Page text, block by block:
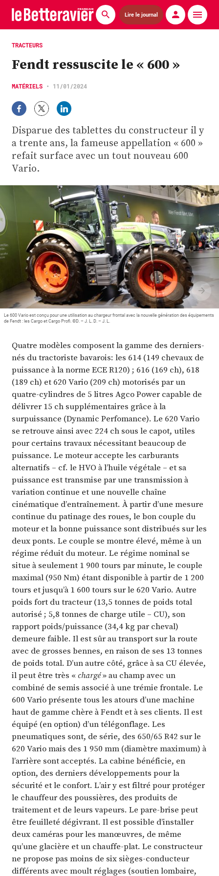
Lire le journal
Actualités
Économie
Agronomie
Matériels
La technique ITB
Pommes de terre
Chasse
Plus
Abonnez-vous
TRACTEURS
Fendt ressuscite le « 600 »
MATÉRIELS • 11/01/2024
Disparue des tablettes du constructeur il y
a trente ans, la fameuse appellation « 600 »
refait surface avec un tout nouveau 600
Vario.
Le 600 Vario est conçu pour une utilisation au chargeur frontal avec la nouvelle génération des équipements
de Fendt : les Cargo et Cargo Profi. ©D. – J. L. D. – J. L.
Quatre modèles composent la gamme des derniers-
nés du tractoriste bavarois: les 614 (149 chevaux de
puissance à la norme ECE R120) ; 616 (169 ch), 618
(189 ch) et 620 Vario (209 ch) motorisés par un
quatre-cylindres de 5 litres Agco Power capable de
délivrer 15 ch supplémentaires grâce à la
surpuissance (Dynamic Perfomance). Le 620 Vario
se retrouve ainsi avec 224 ch sous le capot, utiles
pour certains travaux nécessitant beaucoup de
puissance. Le moteur accepte les carburants
alternatifs – cf. le HVO à l’huile végétale – et sa
puissance est transmise par une transmission à
variation continue et une nouvelle chaîne
cinématique d’entraînement. À partir d’une mesure
continue du patinage des roues, le bon couple du
moteur et la bonne puissance sont distribués sur les
deux ponts. Le couple se montre élevé, même à un
régime réduit du moteur. Le régime nominal se
situe à seulement 1 900 tours par minute, le couple
maximal (950 Nm) étant disponible à partir de 1 200
tours et jusqu’à 1 600 tours sur le 620 Vario. Autre
poids fort du tracteur (13,5 tonnes de poids total
autorisé ; 5,8 tonnes de charge utile – CU), son
rapport poids/puissance (34,4 kg par cheval)
demeure faible. Il est sûr au transport sur la route
avec de grosses bennes, en raison de ses 13 tonnes
de poids total. D’un autre côté, grâce à sa CU élevée,
il peut être très « chargé» au champ avec un
combiné de semis associé à une trémie frontale. Le
600 Vario présente tous les atours d’une machine
haut de gamme chère à Fendt et à ses clients. Il est
équipé (en option) d’un télégonflage. Les
pneumatiques sont, de série, des 650/65 R42 sur le
620 Vario mais des 1 950 mm (diamètre maximum) à
l’arrière sont acceptés. La cabine bénéficie, en
option, des derniers développements pour la
sécurité et le confort. L’air y est filtré pour protéger
le chauffeur des poussières, des produits de
traitement et de leurs vapeurs. Le pare-brise peut
être feuilleté dégivrant. Il est possible d’installer
deux caméras pour les manœuvres, de même
qu’une glacière et un chauffe-plat. Le constructeur
ne propose pas moins de six sièges-conducteur
différents avec moult réglages (soutien lombaire,